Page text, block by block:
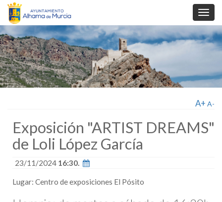
A+ A-
Exposición "ARTIST DREAMS"
de Loli López García
23/11/2024 16:30.
Lugar: Centro de exposiciones El Pósito